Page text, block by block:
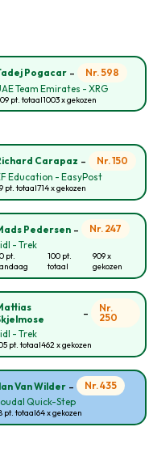
Pogacar -
Nr. 598
Team Emirates - XRG
pt. totaal1003 x gekozen
Carapaz -
Nr. 150
Education - EasyPost
pt. totaal714 x gekozen
Pedersen -
Nr. 247
- Trek
pt.
100 pt.
totaal
909 x
gekozen
-
Nr.
250
- Trek
pt. totaal462 x gekozen
Van Wilder -
Nr. 435
Quick-Step
pt. totaal64 x gekozen